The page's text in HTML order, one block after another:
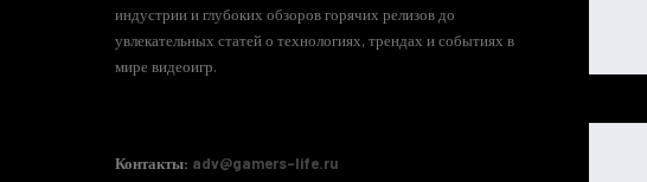
индустрии и глубоких обзоров горячих релизов до
увлекательных статей о технологиях, трендах и событиях в
мире видеоигр.
Контакты: adv@gamers-life.ru